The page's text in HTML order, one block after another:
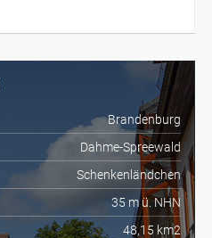
Brandenburg
Dahme-Spreewald
Schenkenländchen
35 m ü. NHN
48,15 km2